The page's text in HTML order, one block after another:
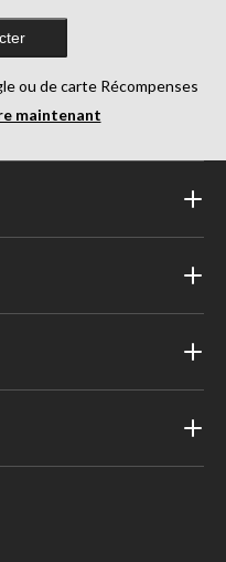
ou de carte Récompenses
maintenant